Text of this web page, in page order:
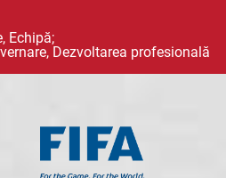
Echipă;
Dezvoltarea profesională